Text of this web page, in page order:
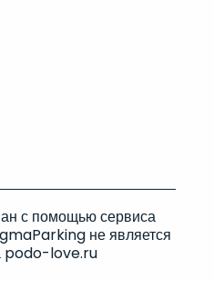
с помощью сервиса
не является
podo-love.ru